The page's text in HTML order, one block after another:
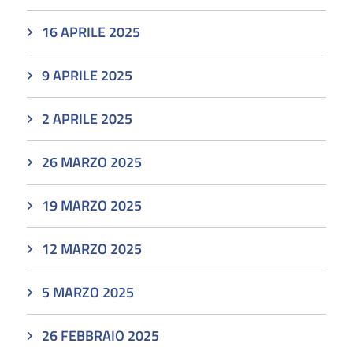
16 APRILE 2025
9 APRILE 2025
2 APRILE 2025
26 MARZO 2025
19 MARZO 2025
12 MARZO 2025
5 MARZO 2025
26 FEBBRAIO 2025